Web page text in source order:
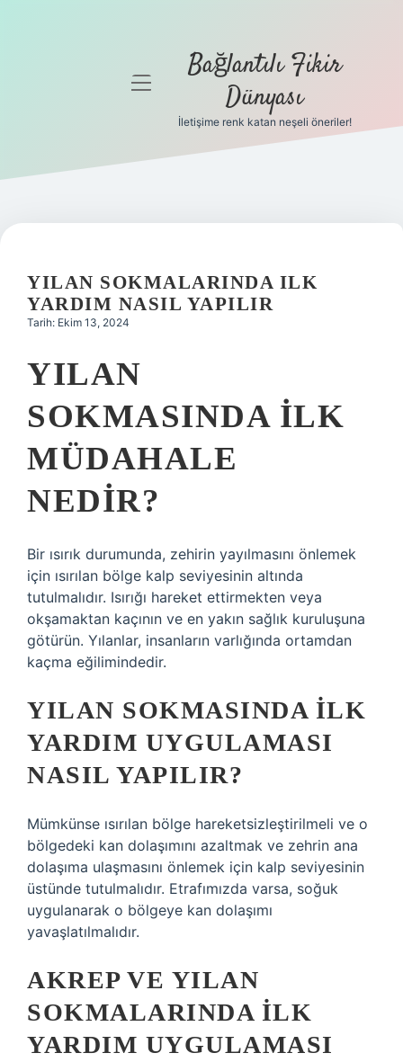
Gizlilik
Hakkımızda
menüyü
Bağlantılı Fikir
Dünyası
İletişime renk katan neşeli öneriler!
YILAN SOKMALARINDA ILK
YARDIM NASIL YAPILIR
Tarih: Ekim 13, 2024
YILAN
SOKMASINDA ILK
MÜDAHALE
NEDIR?
Bir ısırık durumunda, zehirin yayılmasını önlemek
için ısırılan bölge kalp seviyesinin altında
tutulmalıdır. Isırığı hareket ettirmekten veya
okşamaktan kaçının ve en yakın sağlık kuruluşuna
götürün. Yılanlar, insanların varlığında ortamdan
kaçma eğilimindedir.
YILAN SOKMASINDA ILK
YARDIM UYGULAMASI
NASIL YAPILIR?
Mümkünse ısırılan bölge hareketsizleştirilmeli ve o
bölgedeki kan dolaşımını azaltmak ve zehrin ana
dolaşıma ulaşmasını önlemek için kalp seviyesinin
üstünde tutulmalıdır. Etrafımızda varsa, soğuk
uygulanarak o bölgeye kan dolaşımı
yavaşlatılmalıdır.
AKREP VE YILAN
SOKMALARINDA ILK
YARDIM UYGULAMASI